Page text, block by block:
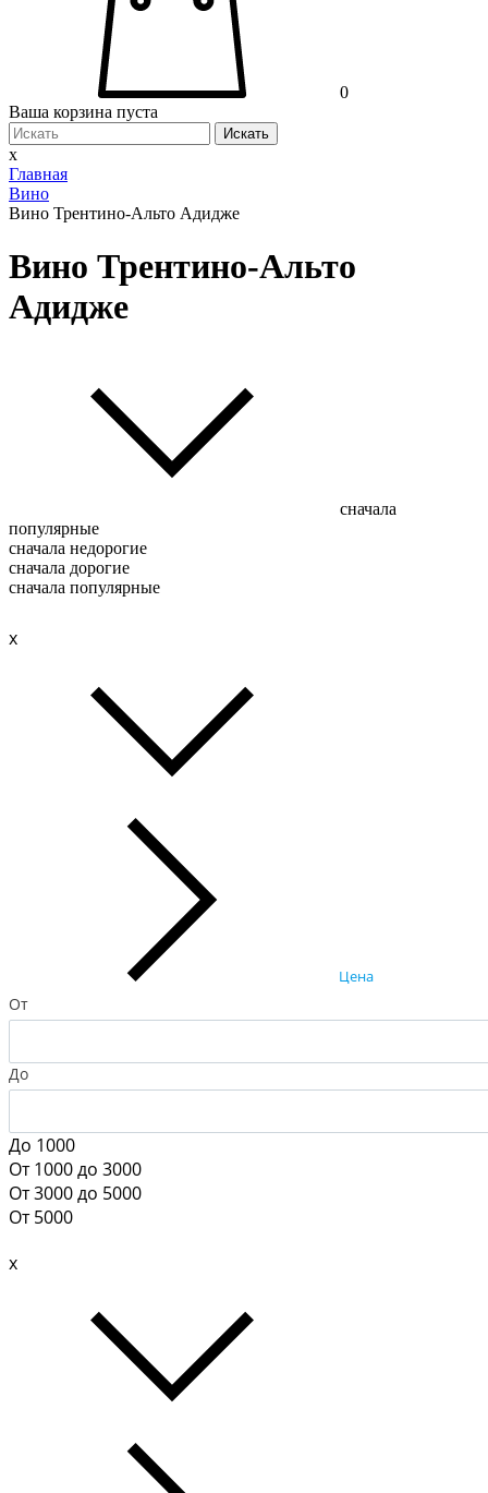
0
Ваша корзина пуста
Искать
x
Главная
Вино
Вино Трентино-Альто Адидже
Вино Трентино-Альто
Адидже
сначала
популярные
сначала недорогие
сначала дорогие
сначала популярные
x
Цена
От
До
До 1000
От 1000 до 3000
От 3000 до 5000
От 5000
x